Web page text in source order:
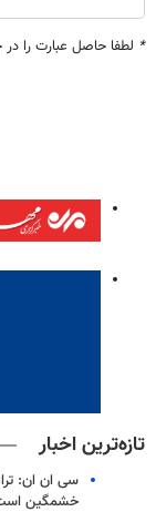
* لطفا حاصل عبارت را در
تازه‌ترین اخبار
سی ان ان:
خشمگین